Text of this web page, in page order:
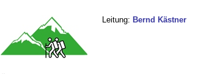
Leitung: Bernd Kästner